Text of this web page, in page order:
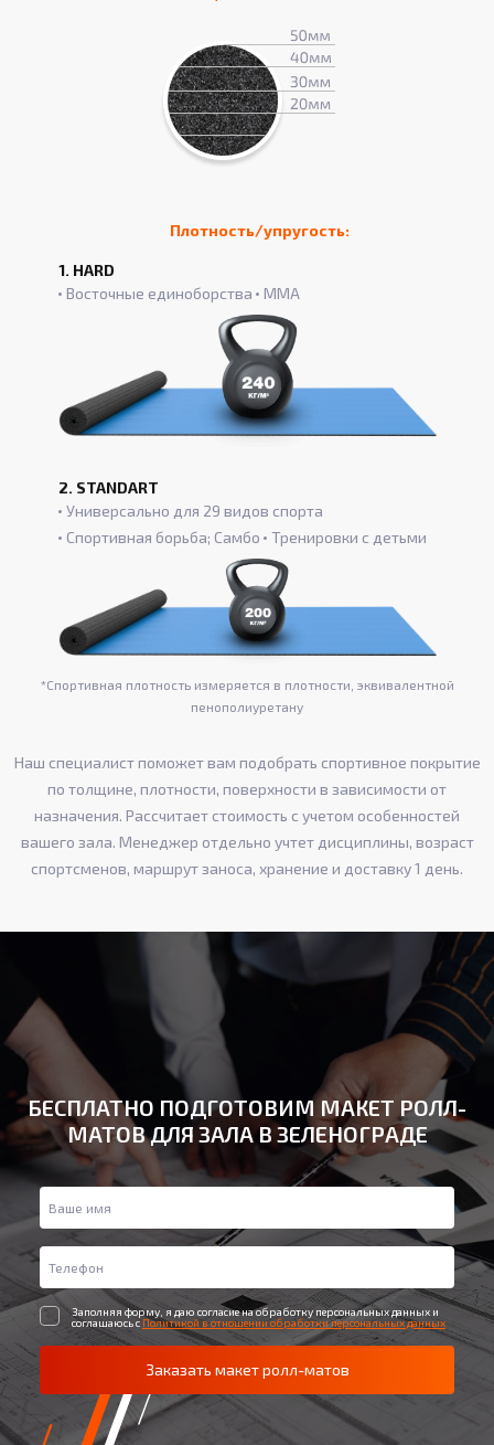
Плотность/упругость:
1. HARD
Восточные единоборства
ММА
2. STANDART
Универсально для 29 видов спорта
Спортивная борьба; Самбо
Тренировки с детьми
*Спортивная плотность измеряется в плотности, эквивалентной
пенополиуретану
Наш специалист поможет вам подобрать спортивное покрытие
по толщине, плотности, поверхности в зависимости от
назначения. Рассчитает стоимость с учетом особенностей
вашего зала. Менеджер отдельно учтет дисциплины, возраст
спортсменов, маршрут заноса, хранение и доставку 1 день.
БЕСПЛАТНО ПОДГОТОВИМ МАКЕТ РОЛЛ-
МАТОВ ДЛЯ ЗАЛА В ЗЕЛЕНОГРАДЕ
Заполняя форму, я даю согласие на обработку персональных данных и
соглашаюсь с Политикой в отношении обработки персональных данных
Заказать макет ролл-матов